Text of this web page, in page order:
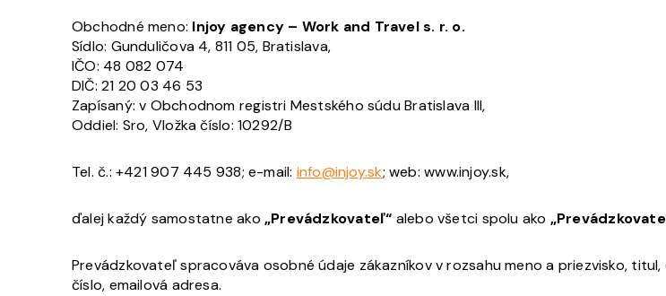
Obchodné meno: Injoy agency – Work and Travel s. r. o.
Sídlo: Gunduličova 4, 811 05, Bratislava,
IČO: 48 082 074
DIČ: 21 20 03 46 53
Zapísaný: v Obchodnom registri Mestského súdu Bratislava III,
Oddiel: Sro, Vložka číslo: 10292/B
Tel. č.: +421 907 445 938; e-mail: info@injoy.sk; web: www.injoy.sk,
ďalej každý samostatne ako „Prevádzkovateľ“ alebo všetci spolu ako
Prevádzkovateľ spracováva osobné údaje zákazníkov v rozsahu meno a priezvisko,
číslo, emailová adresa.